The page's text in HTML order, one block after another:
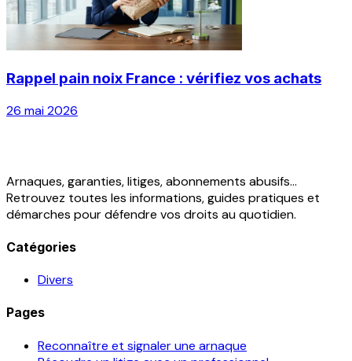
Rappel pain noix France : vérifiez vos achats
26 mai 2026
Arnaques, garanties, litiges, abonnements abusifs...
Retrouvez toutes les informations, guides pratiques et
démarches pour défendre vos droits au quotidien.
Catégories
Divers
Pages
Reconnaître et signaler une arnaque